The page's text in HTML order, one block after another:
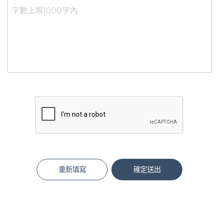
重新填寫 確定送出